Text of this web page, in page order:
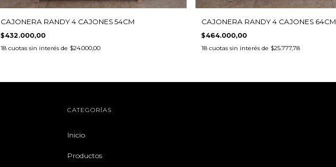
CAJONERA RANDY 4 CAJONES 54CM
$432.000,00
18 cuotas sin interés de $24.000,00
CAJONERA RANDY 4 CAJONES 64CM
$464.000,00
18 cuotas sin interés de $25.777,78
CATEGORÍAS
Inicio
Productos